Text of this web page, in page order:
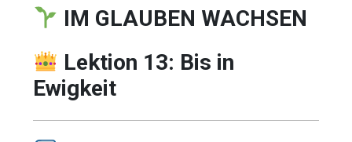
IM GLAUBEN WACHSEN
Lektion 13: Bis in
Ewigkeit